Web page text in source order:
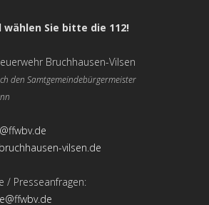
Sie bitte die 112!
Bruchhausen-Vilsen
den Samtgemeindebürgermeister
vilsen.de
/ Presseanfragen: